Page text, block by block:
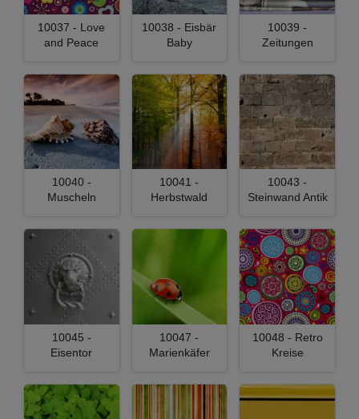
10037 - Love
and Peace
10038 - Eisbär
Baby
10039 -
Zeitungen
10040 -
Muscheln
10041 -
Herbstwald
10043 -
Steinwand Antik
10045 -
Eisentor
10047 -
Marienkäfer
10048 - Retro
Kreise